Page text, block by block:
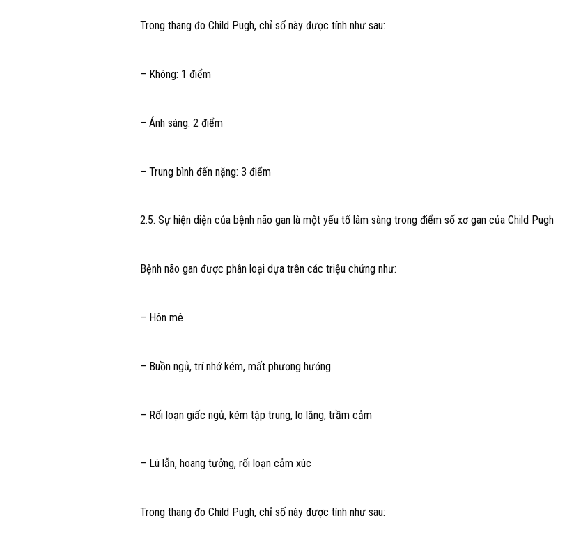
Trong thang đo Child Pugh, chỉ số này được tính như sau:
– Không: 1 điểm
– Ánh sáng: 2 điểm
– Trung bình đến nặng: 3 điểm
2.5. Sự hiện diện của bệnh não gan là một yếu tố lâm sàng trong điểm số xơ gan của Child Pugh
Bệnh não gan được phân loại dựa trên các triệu chứng như:
– Hôn mê
– Buồn ngủ, trí nhớ kém, mất phương hướng
– Rối loạn giấc ngủ, kém tập trung, lo lắng, trầm cảm
– Lú lẫn, hoang tưởng, rối loạn cảm xúc
Trong thang đo Child Pugh, chỉ số này được tính như sau: